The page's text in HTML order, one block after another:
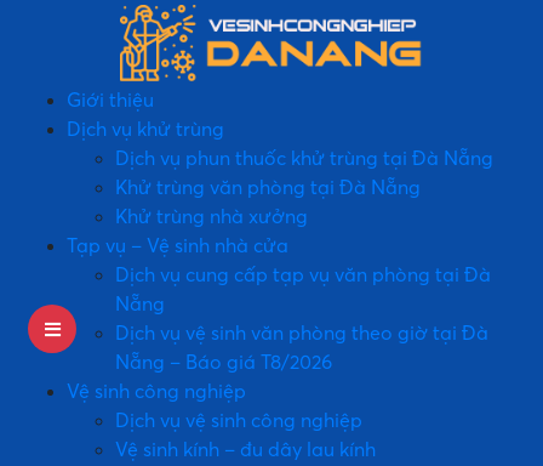
Giới thiệu
Dịch vụ khử trùng
Dịch vụ phun thuốc khử trùng tại Đà Nẵng
Khử trùng văn phòng tại Đà Nẵng
Khử trùng nhà xưởng
Tạp vụ – Vệ sinh nhà cửa
Dịch vụ cung cấp tạp vụ văn phòng tại Đà
Nẵng
Dịch vụ vệ sinh văn phòng theo giờ tại Đà
Nẵng – Báo giá T8/2026
Vệ sinh công nghiệp
Dịch vụ vệ sinh công nghiệp
Vệ sinh kính – đu dây lau kính